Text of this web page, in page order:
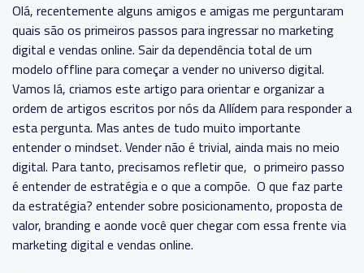
Olá, recentemente alguns amigos e amigas me perguntaram
quais são os primeiros passos para ingressar no marketing
digital e vendas online. Sair da dependência total de um
modelo offline para começar a vender no universo digital.
Vamos lá, criamos este artigo para orientar e organizar a
ordem de artigos escritos por nós da Allídem para responder a
esta pergunta. Mas antes de tudo muito importante
entender o mindset. Vender não é trivial, ainda mais no meio
digital. Para tanto, precisamos refletir que, o primeiro passo
é entender de estratégia e o que a compõe. O que faz parte
da estratégia? entender sobre posicionamento, proposta de
valor, branding e aonde você quer chegar com essa frente via
marketing digital e vendas online.